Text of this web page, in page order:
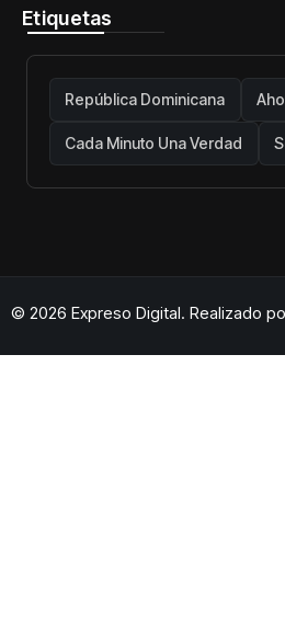
Etiquetas
República Dominicana
Cada Minuto Una Verdad
© 2026 Expreso Digital. Realizado